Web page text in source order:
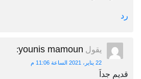
رد
يقول younis mamoun
:
22 يناير، 2021 الساعة 11:06 م
قديم جداَ